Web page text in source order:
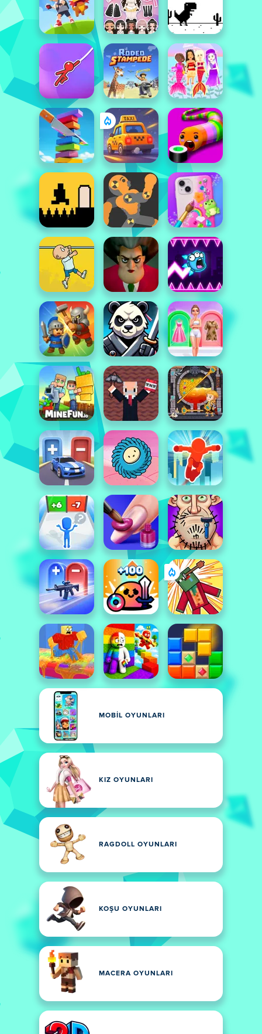
MOBIL OYUNLARI
KIZ OYUNLARI
RAGDOLL OYUNLARI
KOŞU OYUNLARI
MACERA OYUNLARI